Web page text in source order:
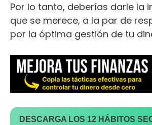
Por lo tanto, deberías darle la
que se merece, a la par de
por la óptima gestión de tu
DESCARGA LOS 12 HÁBITOS